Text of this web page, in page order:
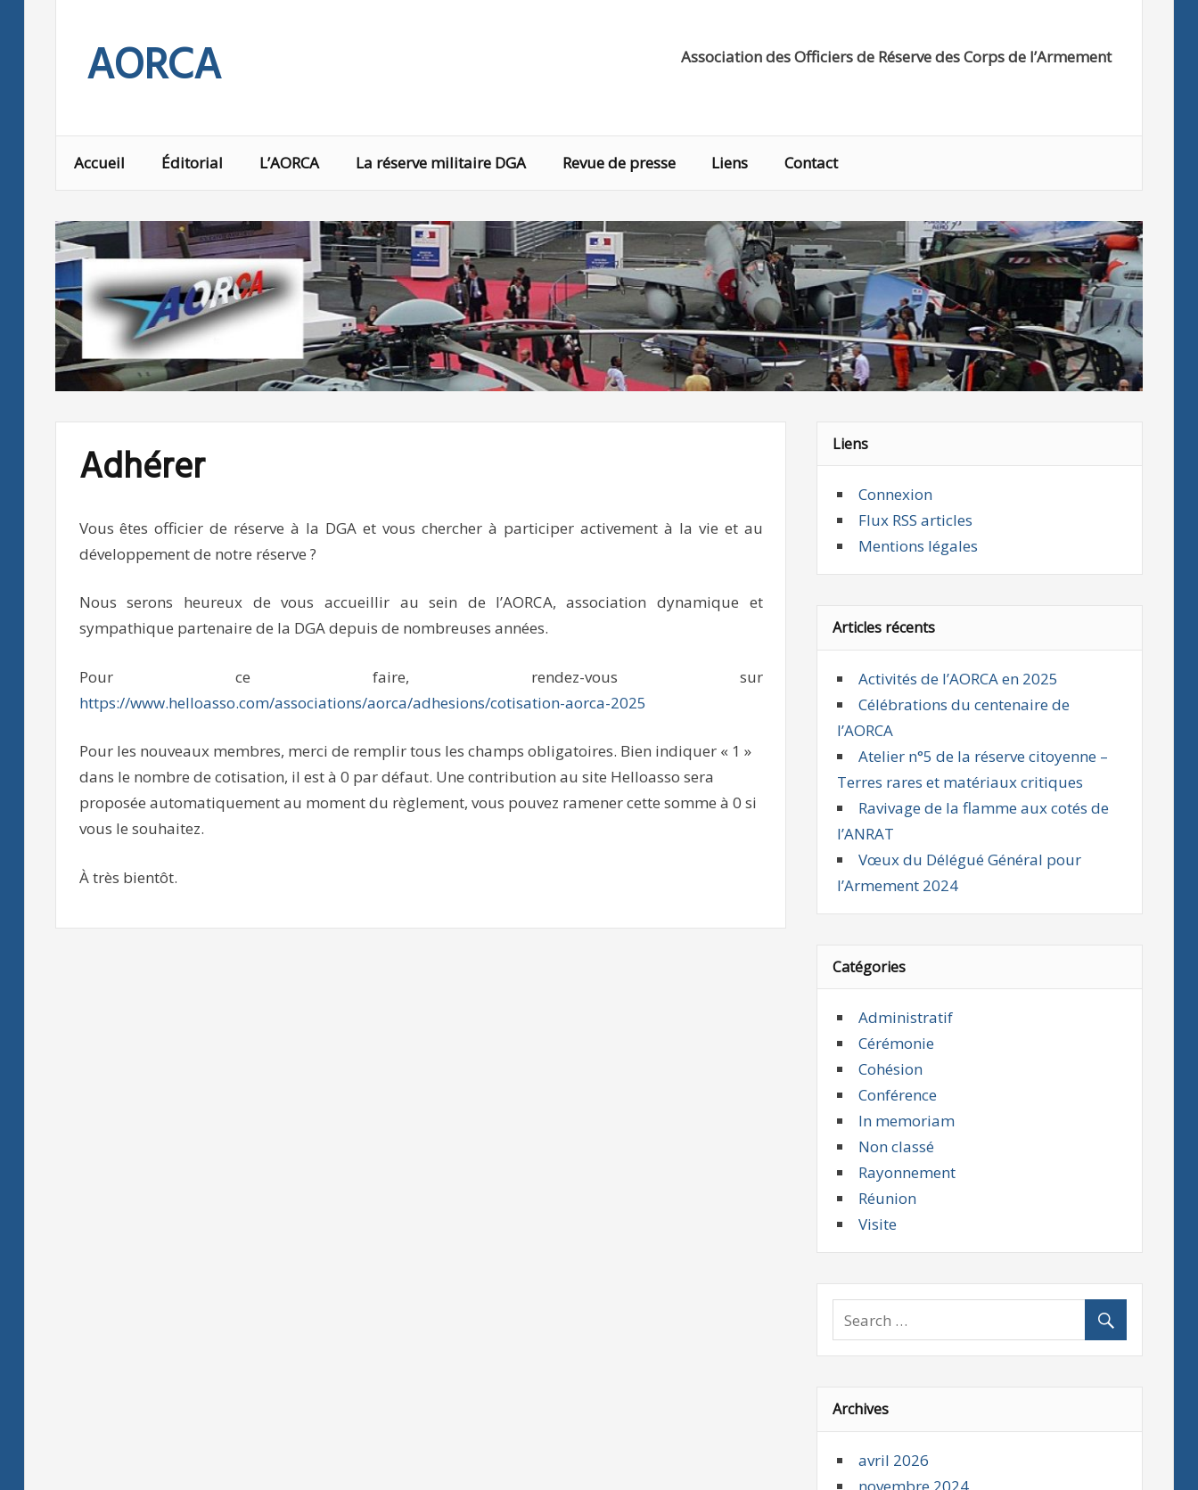
contentAORCA Association des Officiers de Réserve des Corps de l’Armement
Accueil Éditorial L’AORCA La réserve militaire DGA Revue de presse Liens Contact
Adhérer
Vous êtes officier de réserve à la DGA et vous chercher à participer activement à la vie et au
développement de notre réserve ?
Nous serons heureux de vous accueillir au sein de l’AORCA, association dynamique et
sympathique partenaire de la DGA depuis de nombreuses années.
Pour ce faire, rendez-vous sur
https://www.helloasso.com/associations/aorca/adhesions/cotisation-aorca-2025
Pour les nouveaux membres, merci de remplir tous les champs obligatoires. Bien indiquer « 1 »
dans le nombre de cotisation, il est à 0 par défaut. Une contribution au site Helloasso sera
proposée automatiquement au moment du règlement, vous pouvez ramener cette somme à 0 si
vous le souhaitez.
À très bientôt.
Liens
Connexion
Flux RSS articles
Mentions légales
Articles récents
Activités de l’AORCA en 2025
Célébrations du centenaire de
l’AORCA
Atelier n°5 de la réserve citoyenne –
Terres rares et matériaux critiques
Ravivage de la flamme aux cotés de
l’ANRAT
Vœux du Délégué Général pour
l’Armement 2024
Catégories
Administratif
Cérémonie
Cohésion
Conférence
In memoriam
Non classé
Rayonnement
Réunion
Visite
Archives
avril 2026
novembre 2024